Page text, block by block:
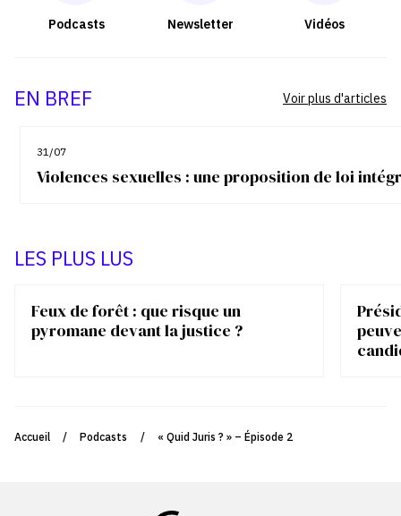
Podcasts Newsletter Vidéos
EN BREF
31/07
Violences sexuelles : une proposition de loi
Voir plus d'articles
LES PLUS LUS
Feux de forêt : que risque un
pyromane devant la justice ?
Accueil / Podcasts / « Quid Juris ? » – Épisode 2